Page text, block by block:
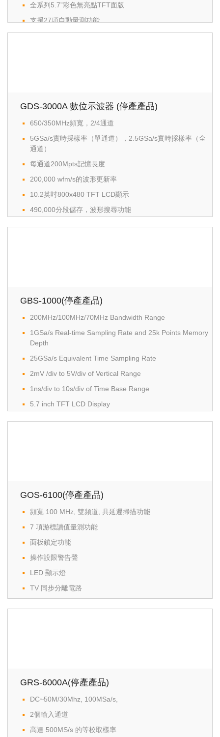
全系列5.7”彩色無亮點TFT面版
支援27項自動量測功能
數學運算功能:+,-,x,FFT,FFTrms,Zoom FFT
GDS-3000A 數位示波器 (停產產品)
650/350MHz頻寬，2/4通道
5GSa/s實時採樣率（單通道），2.5GSa/s實時採樣率（全
通道）
每通道200Mpts記憶長度
200,000 wfm/s的波形更新率
10.2英吋800x480 TFT LCD顯示
490,000分段儲存，波形搜尋功能
GBS-1000(停產產品)
200MHz/100MHz/70MHz Bandwidth Range
1GSa/s Real-time Sampling Rate and 25k Points Memory
Depth
25GSa/s Equivalent Time Sampling Rate
2mV /div to 5V/div of Vertical Range
1ns/div to 10s/div of Time Base Range
5.7 inch TFT LCD Display
FFT and FFTrms Computing Provides the Frequency
Domain Analysis
GOS-6100(停產產品)
頻寬 100 MHz, 雙頻道, 具延遲掃描功能
7 項游標讀值量測功能
面板鎖定功能
操作設限警告聲
LED 顯示燈
TV 同步分離電路
GRS-6000A(停產產品)
DC~50M/30Mhz, 100MSa/s,
2個輸入通道
高達 500MS/s 的等校取樣率